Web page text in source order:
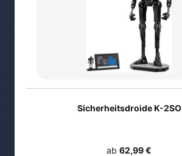
Sicherheitsdroide K-2SO
ab 62,99 €